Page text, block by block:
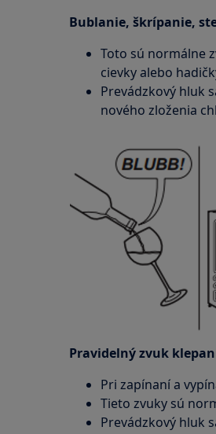
Bublanie, škrípanie,
Toto sú normálne
cievky alebo
Prevádzkový hluk
nového zloženia
Pravidelný zvuk
Pri zapínaní a
Tieto zvuky sú
Prevádzkový hluk